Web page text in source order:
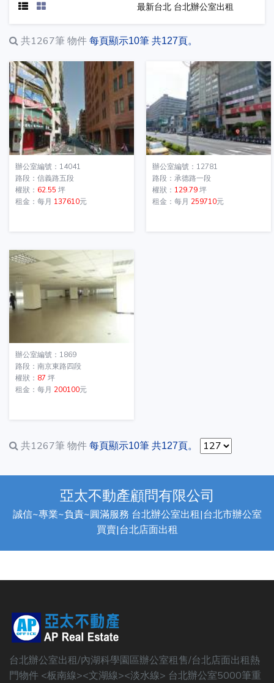
最新台北 台北辦公室出租
共1267筆 物件 每頁顯示10筆 共127頁。
辦公室編號：14041
路段：信義路五段
權狀： 62.55 坪
租金：每月 137610元
辦公室編號：12781
路段：承德路一段
權狀： 129.79坪
租金：每月 259710元
辦公室編號：1869
路段：南京東路四段
權狀： 87 坪
租金：每月 200100元
共1267筆 物件 每頁顯示10筆 共127頁。
亞太不動產顧問有限公司
誠信~專業~負責~圓滿服務 台北辦公室出租|台北市辦公室
買賣|台北店面出租
台北辦公室出租/內湖科學園區辦公室租售/台北店面出租熱
門物件 <板南線><文湖線><淡水線> 台北辦公室5000筆重